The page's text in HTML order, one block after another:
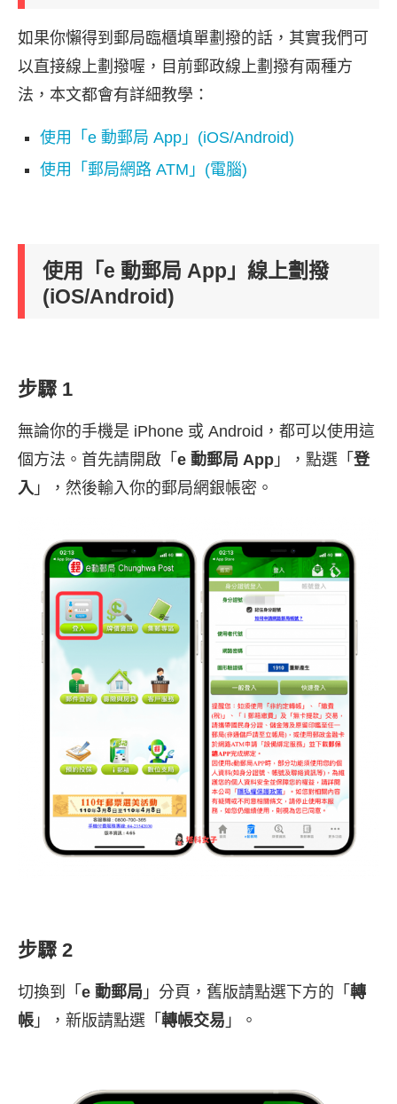
如果你懶得到郵局臨櫃填單劃撥的話，其實我們可
以直接線上劃撥喔，目前郵政線上劃撥有兩種方
法，本文都會有詳細教學：
使用「e 動郵局 App」(iOS/Android)
使用「郵局網路 ATM」(電腦)
使用「e 動郵局 App」線上劃撥
(iOS/Android)
步驟 1
無論你的手機是 iPhone 或 Android，都可以使用這
個方法。首先請開啟「 e 動郵局 App 」，點選「 登
入 」，然後輸入你的郵局網銀帳密。
步驟 2
切換到「 e 動郵局 」分頁，舊版請點選下方的「 轉
帳 」，新版請點選「 轉帳交易 」。